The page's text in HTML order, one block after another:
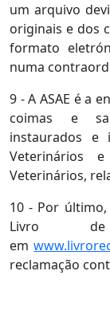
um arquivo
originais e dos
formato
numa
9 - A ASAE é a
coimas e
instaurados e
Veterinários
Veterinários,
10 - Por
Livro de
em
reclamação